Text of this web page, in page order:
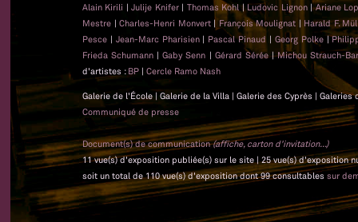
Alain Kirili |Julije Knifer | Thomas Kohl| Ludovic Lignon |Ariane
Mestre | Charles-Henri Monvert | François Moulignat | Harald F.
Pesce | Jean-Marc Pharisien | Pascal Pinaud | Georg Polke |
Frieda Schumann |Gaby Senn | Gérard Sérée|Michou Strauch-
d'artistes : BP | Cercle Ramo Nash
Galerie de l'École | Galerie de la Villa | Galerie des Cyprès |
Communiqué de presse
Document(s) de communication(affiche, carton d'invitation...)
11 vue(s) d'exposition publiée(s) sur le site | 25 vue(s) d'exposition
soit un total de 110 vue(s) d'exposition dont 99 consultables sur